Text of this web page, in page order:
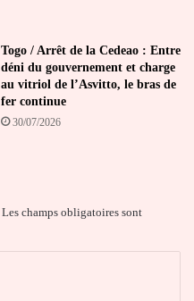
Togo / Arrêt de la Cedeao : Entre
déni du gouvernement et charge
au vitriol de l’Asvitto, le bras de
fer continue
30/07/2026
Les champs obligatoires sont